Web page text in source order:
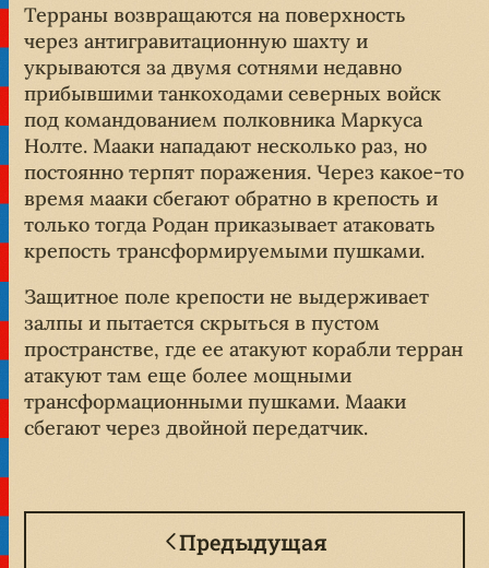
Терраны возвращаются на поверхность
через антигравитационную шахту и
укрываются за двумя сотнями недавно
прибывшими танкоходами северных войск
под командованием полковника Маркуса
Нолте. Мааки нападают несколько раз, но
постоянно терпят поражения. Через какое-то
время мааки сбегают обратно в крепость и
только тогда Родан приказывает атаковать
крепость трансформируемыми пушками.
Защитное поле крепости не выдерживает
залпы и пытается скрыться в пустом
пространстве, где ее атакуют корабли терран
атакуют там еще более мощными
трансформационными пушками. Мааки
сбегают через двойной передатчик.
Предыдущая